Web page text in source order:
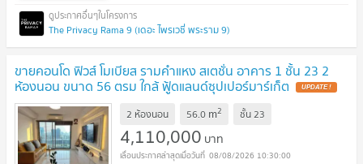
The Privacy Rama 9 (เดอะ ไพรเวซี่ พระราม 9)
ขายคอนโด ฟิวส์ โมเบียส รามคำแหง สเตชั่น อาคาร 1 ชั้น 23 2
ห้องนอน ขนาด 56 ตรม ใกล้ ฟู้ดแลนด์ซุปเปอร์มาร์เก็ต UPDATE !
2 ห้องนอน 56.0 m2 ชั้น23
4,110,000 บาท
08/08/2026 10:30:00